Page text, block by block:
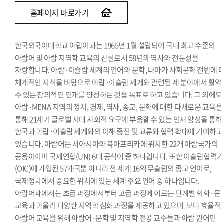
홈페이지 바로가기
한국외국어대학교 아랍어과는 1965년 1월 설립되어 국내 최고 수준의
아랍어 및 아랍 지역학 교육의 산실로서 58년의 역사와 전문성을
자랑합니다. 아랍·이슬람 세계의 언어와 문학, 나아가 사회문화 전반에
체계적인 지식을 바탕으로 아랍·이슬람 세계와 관련된 제 분야에서 활
수 있는 창의적인 인재를 양성하는 것을 목표로 하고 있습니다. 그 외에
아랍·MENA 지역의 정치, 경제, 역사, 종교, 문화에 대한 다채로운 교육
통해 21세기 글로벌 시대 사회적 요구에 부응할 수 있는 인재 양성을 통
한국과 아랍·이슬람 세계와의 이해 증진 및 교류와 협력 확대에 기여하
있습니다. 아랍어는 서아시아와 북아프리카에 위치한 22개 아랍국가의
공용어이며 국제연합(UN) 6대 공식어 중 하나입니다. 또한 이슬람협력
(OIC)에 가입된 57개국뿐 아니라 전 세계 16억 무슬림의 종교 언어로,
국제정치에서 중요한 위치에 있는 세계 주요 언어 중 하나입니다.
아랍어과에서는 초급 과정에서부터 고급 과정에 이르는 단계별 회화·
교육과 아울러 다양한 지역학 심화 과정을 제공하고 있으며, 보다 효율
아랍어 교육을 위해 아랍어·문학 및 지역학 전공 교수들과 아랍 원어민